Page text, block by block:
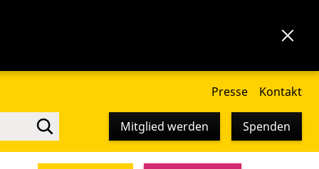
Presse Kontakt
Mitglied werden Spenden